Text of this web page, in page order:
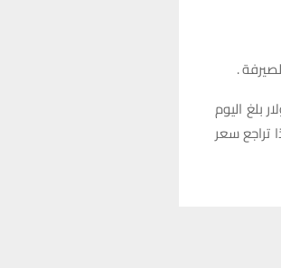
.
بلغ اليوم
150000 لكل 100 دولار ، و بهذا تراجع سعر